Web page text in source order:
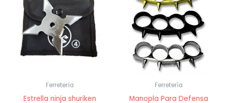
Ferretería
Estrella ninja shuriken
Ferretería
Manopla Para Defensa